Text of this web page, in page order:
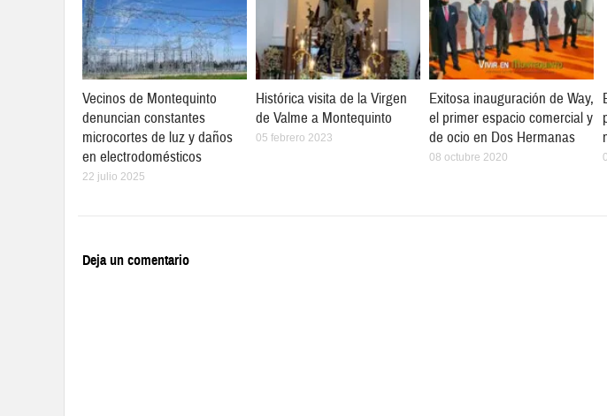
Vecinos de Montequinto
denuncian constantes
microcortes de luz y daños
en electrodomésticos
22 julio 2025
Histórica visita de la Virgen
de Valme a Montequinto
05 febrero 2023
Exitosa inauguración de Way,
el primer espacio comercial y
de ocio en Dos Hermanas
08 octubre 2020
Deja un comentario